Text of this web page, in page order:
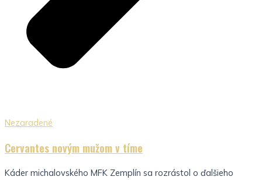
Nezaradené
Cervantes novým mužom v tíme
Káder michalovského MFK Zemplín sa rozrástol o ďalšieho